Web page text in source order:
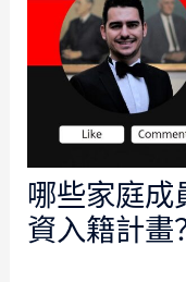
哪些家庭成
資入籍計畫